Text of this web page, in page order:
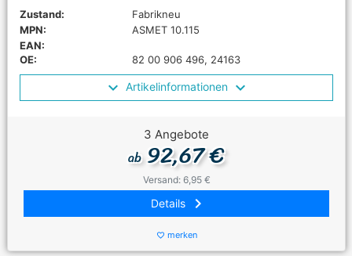
Zustand:
Fabrikneu
MPN:
ASMET 10.115
EAN:
OE:
82 00 906 496, 24163
Artikelinformationen
3 Angebote
ab92,67 €
Versand: 6,95 €
Details keyboard_arrow_right
favorite_border merken